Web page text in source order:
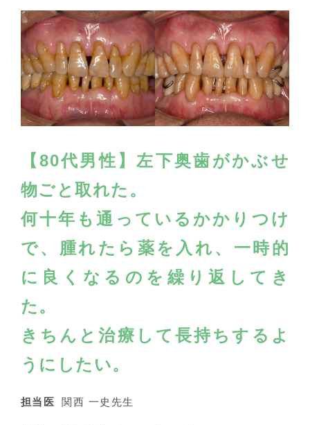
【80代男性】左下奥歯がかぶせ
物ごと取れた。
何十年も通っているかかりつけ
で、腫れたら薬を入れ、 一時的
に良くなるのを繰り返してき
た。
きちんと治療して長持ちするよ
うにしたい。
担当医 関西 一史先生